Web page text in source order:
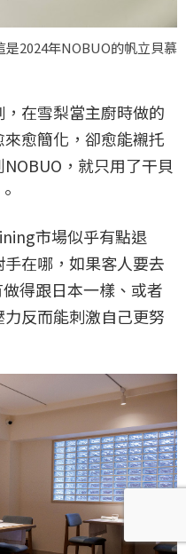
2024年NOBUO的帆立貝慕
在雪梨當主廚時做的
愈簡化，卻愈能襯托
，就只用了干貝
市場似乎有點退
在哪，如果客人要去
得跟日本一樣、或者
反而能刺激自己更努